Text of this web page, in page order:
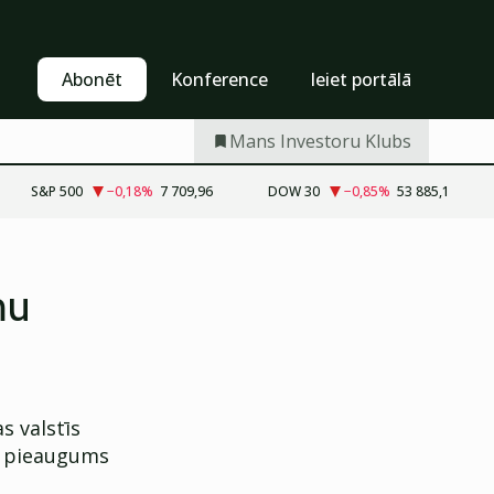
Abonēt Konference Ieiet portālā
Mans Investoru Klubs
S&P 500 −0,18% 7 709,96 DOW 30 −0,85% 53 885,1
valstīs